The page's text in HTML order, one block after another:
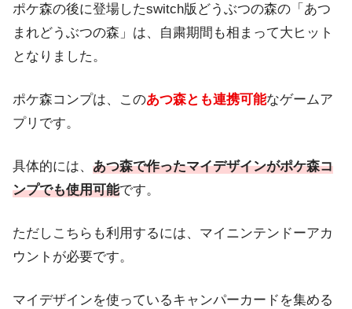
ポケ森の後に登場したswitch版どうぶつの森の「あつ
まれどうぶつの森」は、自粛期間も相まって大ヒット
となりました。
ポケ森コンプは、このあつ森とも連携可能なゲームア
プリです。
具体的には、 あつ森で作ったマイデザインがポケ森コ
ンプでも使用可能です。
ただしこちらも利用するには、マイニンテンドーアカ
ウントが必要です。
マイデザインを使っているキャンパーカードを集める